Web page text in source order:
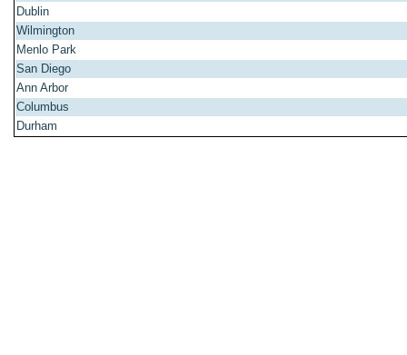
Dublin
Wilmington
Menlo Park
San Diego
Ann Arbor
Columbus
Durham